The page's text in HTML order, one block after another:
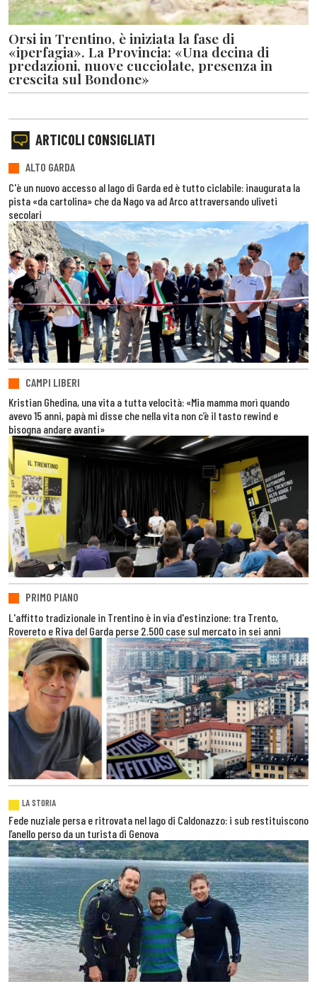
Orsi in Trentino, è iniziata la fase di
«iperfagia». La Provincia: «Una decina di
predazioni, nuove cucciolate, presenza in
crescita sul Bondone»
ARTICOLI CONSIGLIATI
ALTO GARDA
C'è un nuovo accesso al lago di Garda ed è tutto ciclabile: inaugurata la
pista «da cartolina» che da Nago va ad Arco attraversando uliveti
secolari
CAMPI LIBERI
Kristian Ghedina, una vita a tutta velocità: «Mia mamma morì quando
avevo 15 anni, papà mi disse che nella vita non c’è il tasto rewind e
bisogna andare avanti»
PRIMO PIANO
L'affitto tradizionale in Trentino è in via d'estinzione: tra Trento,
Rovereto e Riva del Garda perse 2.500 case sul mercato in sei anni
LA STORIA
Fede nuziale persa e ritrovata nel lago di Caldonazzo: i sub restituiscono
l’anello perso da un turista di Genova